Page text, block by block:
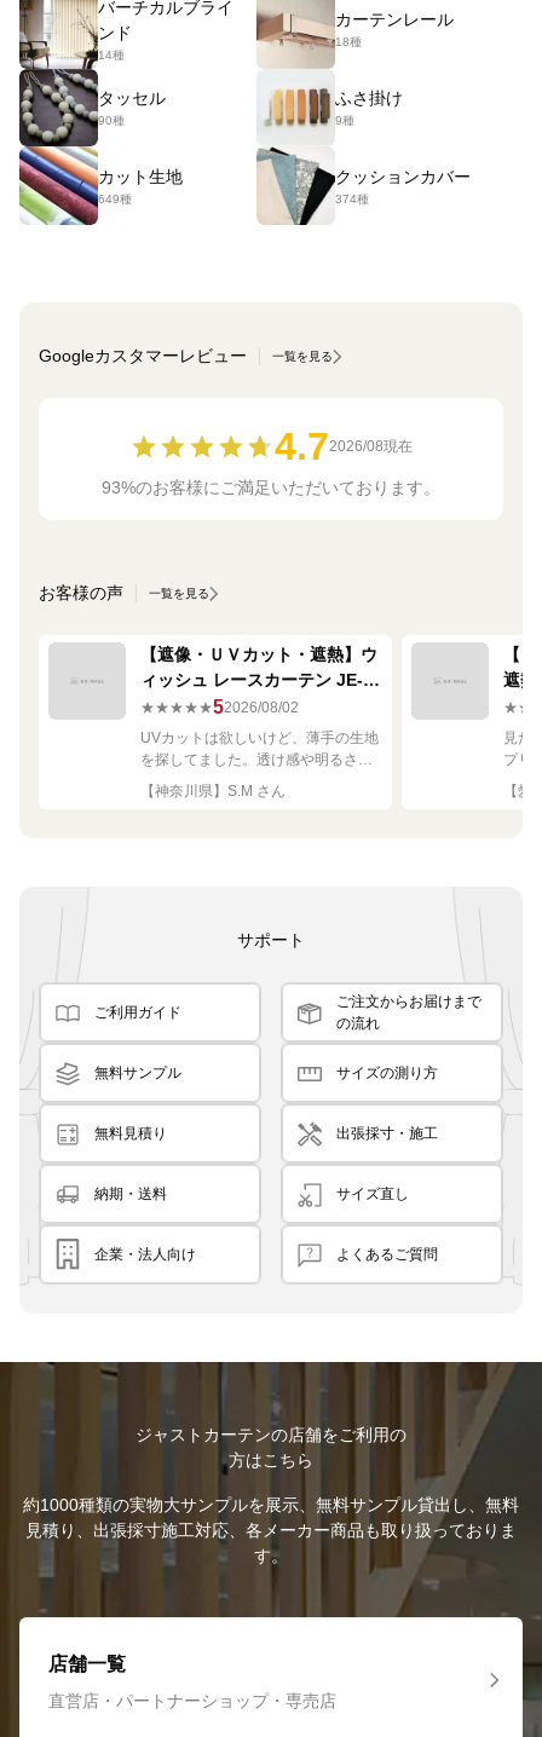
バーチカルブライ
ンド
14種
カーテンレール
18種
タッセル
90種
ふさ掛け
9種
カット生地
649種
クッションカバー
374種
Googleカスタマーレビュー 一覧を見る
4.72026/08現在
93%のお客様にご満足いただいております。
お客様の声 一覧を見る
【遮像・ＵＶカット・遮熱】ウ
ィッシュ レースカーテン JE-
67249R シルバー
★★★★★52026/08/02
UVカットは欲しいけど、薄手の生地
を探してました。透け感や明るさも
ちょうど良く思った通りで満足で
す。
【神奈川県】S.M さん
【
遮熱
ー
見た
プリ
れい
【愛
サポート
ご利用ガイド
ご注文からお届けまで
の流れ
無料サンプル サイズの測り方
無料見積り 出張採寸・施工
納期・送料 サイズ直し
企業・法人向け よくあるご質問
ジャストカーテンの店舗をご利用の
方はこちら
約1000種類の実物大サンプルを展示、無料サンプル貸出し、無料
見積り、出張採寸施工対応、各メーカー商品も取り扱っておりま
す。
店舗一覧
直営店・パートナーショップ・専売店